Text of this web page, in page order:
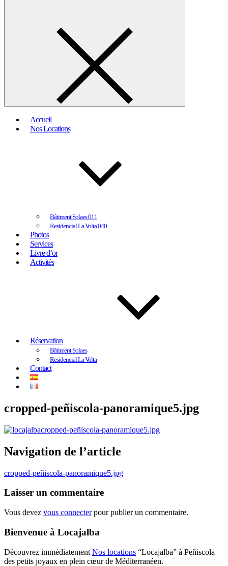
Accueil
Nos Locations
Bâtiment Solaes 011
Residencial La Volta 040
Photos
Services
Livre d’or
Activités
Réservation
Bâtiment Solaes
Residencial La Volta
Contact
cropped-peñiscola-panoramique5.jpg
Navigation de l’article
cropped-peñiscola-panoramique5.jpg
Laisser un commentaire
Vous devez vous connecterpour publier un commentaire.
Bienvenue à Locajalba
Découvrez immédiatement Nos locations “Locajalba” à Peñiscola
des petits joyaux en plein cœur de Méditerranéen.